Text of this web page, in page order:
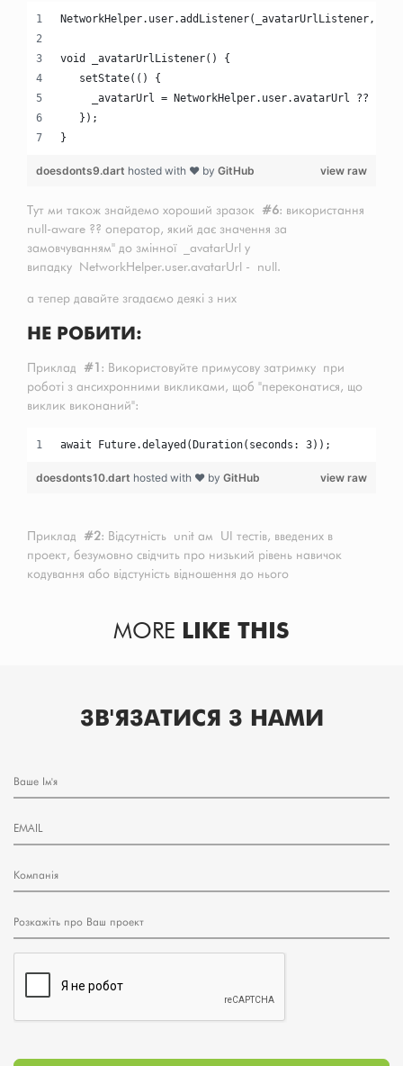
NetworkHelper.user.addListener(_avatarUrlListener,
void _avatarUrlListener() {
   setState(() {
     _avatarUrl = NetworkHelper.user.avatarUrl ?? '';
   });
}
view raw
doesdonts9.dart hosted with ❤ by GitHub
Тут ми також знайдемо хороший зразок #6: використання
null-aware ?? оператор, який дає значення за
замовчуванням'' до змінної _avatarUrl у
випадку NetworkHelper.user.avatarUrl - null.
а тепер давайте згадаємо деякі з них
НЕ РОБИТИ:
Приклад #1 : Використовуйте примусову затримку при
роботі з ансихронними викликами, щоб "переконатися, що
виклик виконаний":
await Future.delayed(Duration(seconds: 3));
view raw
doesdonts10.dart hosted with ❤ by GitHub
Приклад #2: Відсутність unit ам UI тестів, введених в
проект, безумовно свідчить про низький рівень навичок
кодування або відстуність відношення до нього
MORE LIKE THIS
ЗВ'ЯЗАТИСЯ З НАМИ